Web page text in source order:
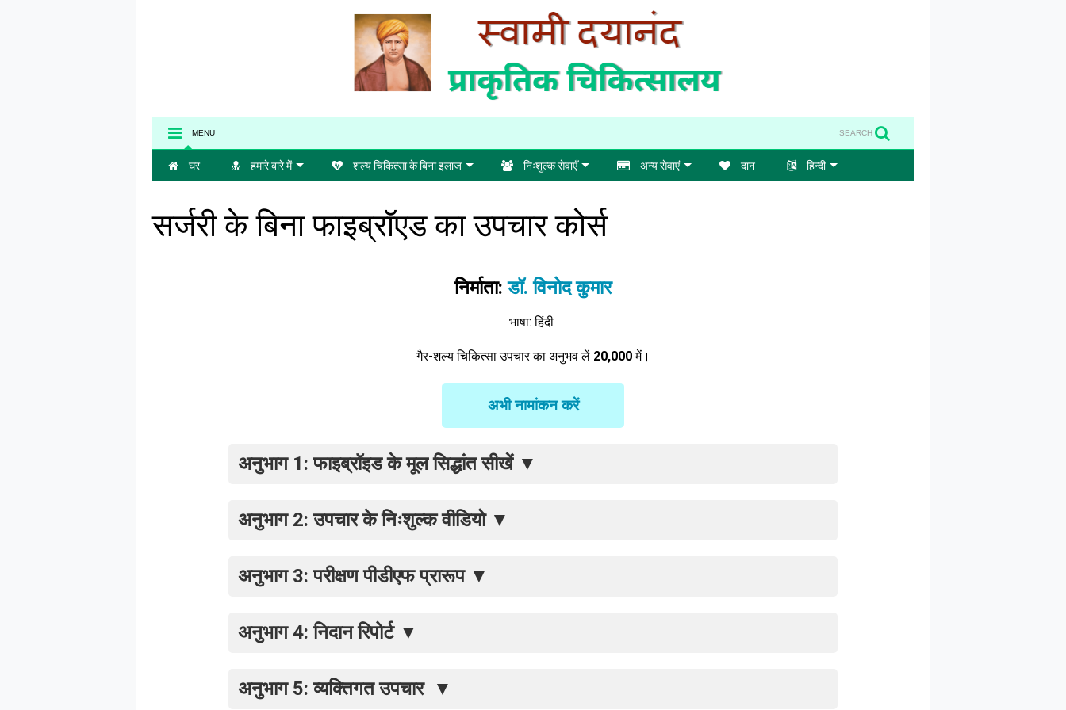
MENU SEARCH
घर हमारे बारे में शल्य चिकित्सा के बिना इलाज निःशुल्क सेवाएँ अन्य सेवाएं दान हिन्दी
सर्जरी के बिना फाइब्रॉएड का उपचार कोर्स
निर्माता:डॉ. विनोद कुमार
भाषा: हिंदी
गैर-शल्य चिकित्सा उपचार का अनुभव लें ₹20,000में।
अभी नामांकन करें
अनुभाग 1: फाइब्रॉइड के मूल सिद्धांत सीखें ▼
अनुभाग 2: उपचार के निःशुल्क वीडियो ▼
अनुभाग 3: परीक्षण पीडीएफ प्रारूप ▼
अनुभाग 4: निदान रिपोर्ट ▼
अनुभाग 5: व्यक्तिगत उपचार ▼